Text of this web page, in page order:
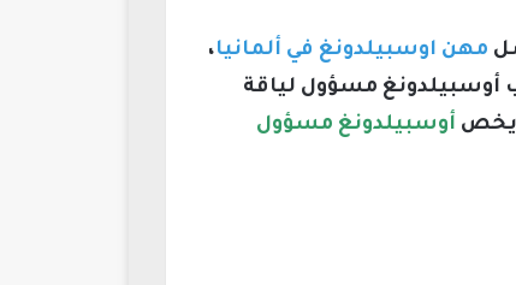
مهن اوسبيلدونغ في ألمانيا،
أوسبيلدونغ مسؤول لياقة
يخص أوسبيلدونغ مسؤول